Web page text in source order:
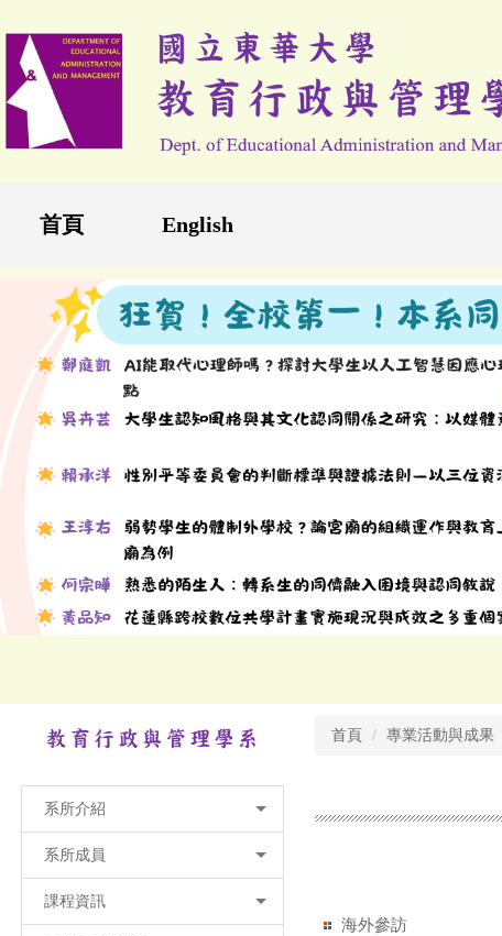
到
主
要
內
區
首頁 English
系所介紹
系所成員
課程資訊
首頁 專業活動與成果
海外參訪